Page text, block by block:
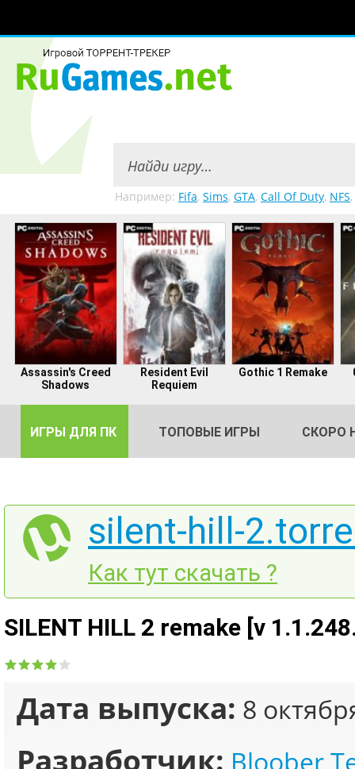
Например: Fifa, Sims, GTA, Call Of Duty, NFS,
Assassin's Creed
Shadows
Resident Evil
Requiem
Gothic 1 Remake
ИГРЫ ДЛЯ ПК ТОПОВЫЕ ИГРЫ СКОРО
silent-hill-
Как тут скачать ?
SILENT HILL 2 remake [v
Дата выпуска: 8
Разработчик: Bloober